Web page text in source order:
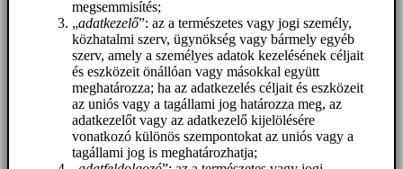
megsemmisítés;
„adatkezelő”: az a természetes vagy jogi személy,
közhatalmi szerv, ügynökség vagy bármely egyéb
szerv, amely a személyes adatok kezelésének céljait
és eszközeit önállóan vagy másokkal együtt
meghatározza; ha az adatkezelés céljait és eszközeit
az uniós vagy a tagállami jog határozza meg, az
adatkezelőt vagy az adatkezelő kijelölésére
vonatkozó különös szempontokat az uniós vagy a
tagállami jog is meghatározhatja;